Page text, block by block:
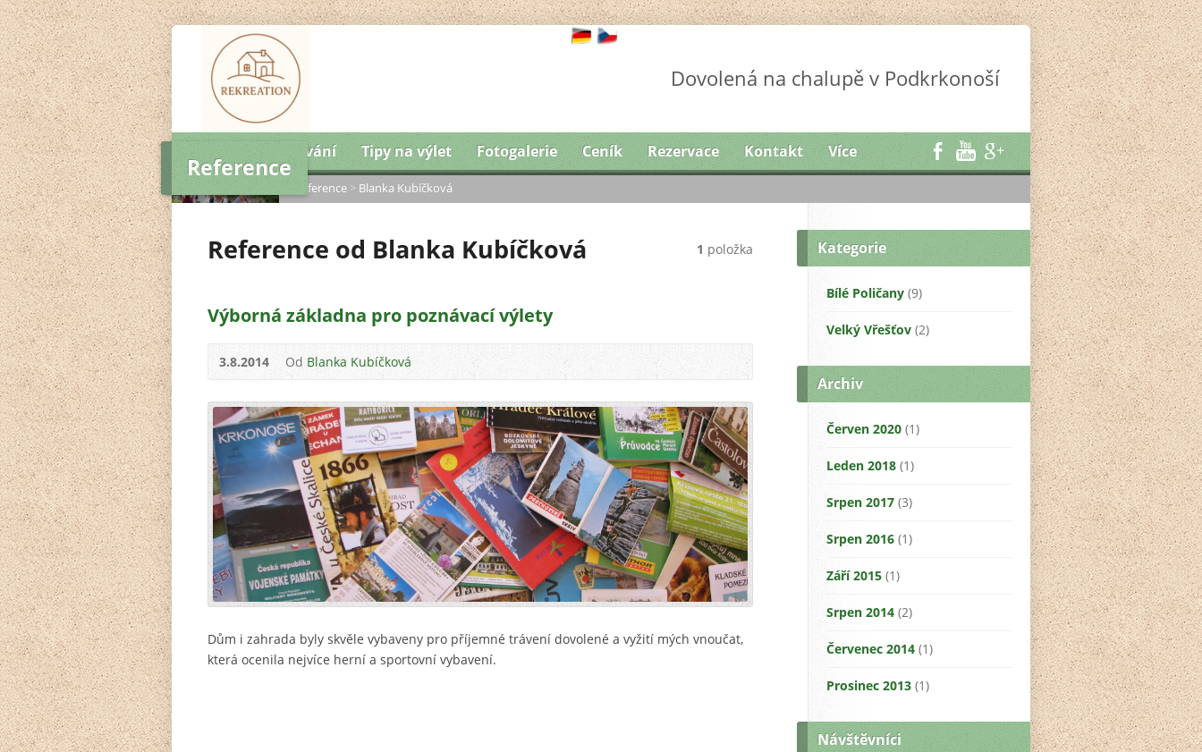
Dovolená na chalupě v Podkrkonoší
Ubytování Tipy na výlet Fotogalerie Ceník Rezervace Kontakt Více
Reference
Reference > Blanka Kubíčková
Reference od Blanka Kubíčková 1 položka
Výborná základna pro poznávací výlety
3.8.2014 Od Blanka Kubíčková
Dům i zahrada byly skvěle vybaveny pro příjemné trávení dovolené a vyžití mých vnoučat,
která ocenila nejvíce herní a sportovní vybavení.
Kategorie
Bílé Poličany (9)
Velký Vřešťov (2)
Archiv
Červen 2020 (1)
Leden 2018 (1)
Srpen 2017 (3)
Srpen 2016 (1)
Září 2015 (1)
Srpen 2014 (2)
Červenec 2014 (1)
Prosinec 2013 (1)
Návštěvníci